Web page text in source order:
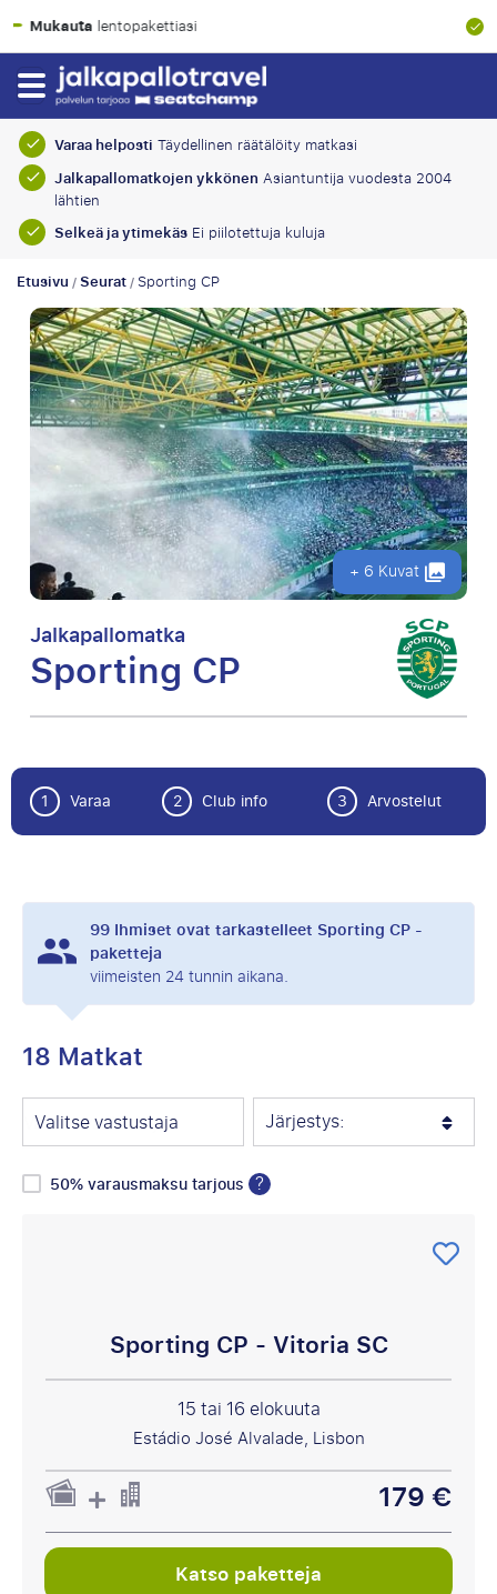
100% taloudellinen suoja
Varaa helposti Täydellinen räätälöity matkasi
Jalkapallomatkojen ykkönen Asiantuntija vuodesta 2004
lähtien
Selkeä ja ytimekäsEi piilotettuja kuluja
Etusivu/Seurat/Sporting CP
+ 6 Kuvat
Jalkapallomatka
Sporting CP
1 Varaa 2 Club info 3 Arvostelut
99Ihmiset ovat tarkastelleet Sporting CP -
paketteja
viimeisten 24 tunnin aikana.
18 Matkat
Valitse vastustaja Järjestys:
50% varausmaksu tarjous ?
Sporting CP - Vitoria SC
15 tai 16 elokuuta
Estádio José Alvalade, Lisbon
179 €
Katso paketteja